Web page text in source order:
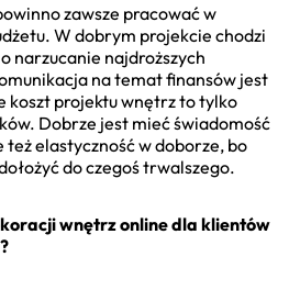
zawsze pracować w
W dobrym projekcie chodzi
narzucanie najdroższych
na temat finansów jest
koszt projektu wnętrz to tylko
Dobrze jest mieć świadomość
też elastyczność w doborze, bo
do czegoś trwalszego.
wnętrz online dla klientów